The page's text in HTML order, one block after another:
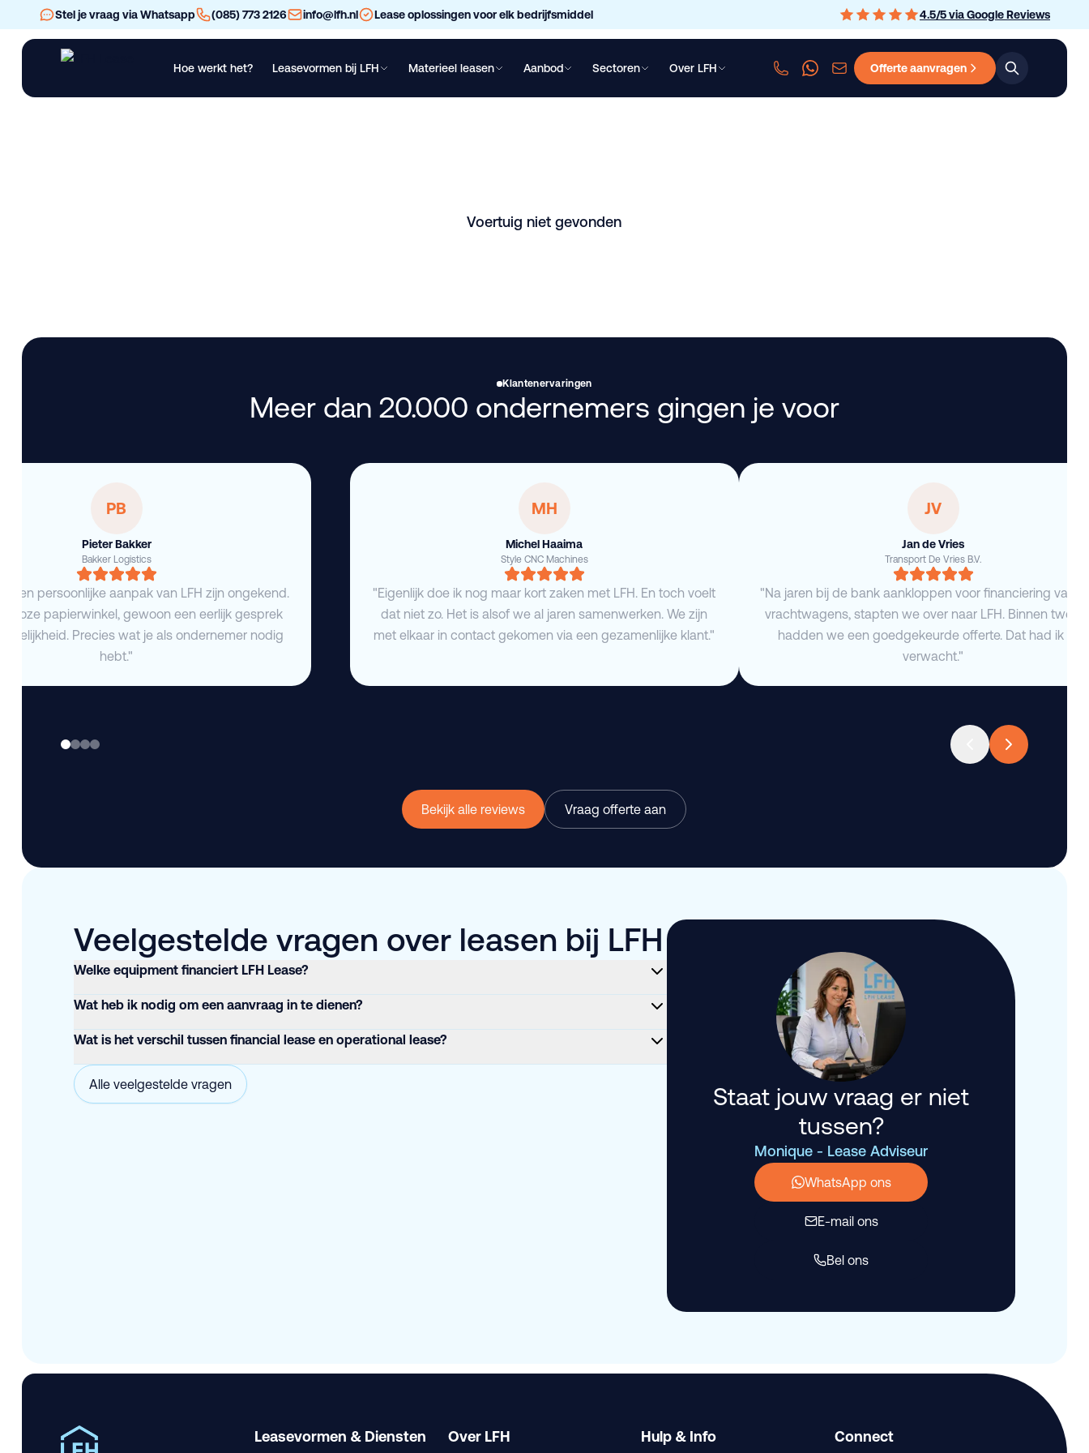
Stel je vraag via Whatsapp (085) 773 2126 info@lfh.nl Lease oplossingen voor elk bedrijfsmiddel 4.5/5via Google Reviews
Hoe werkt het? Leasevormen bij LFH Materieel leasen Aanbod Sectoren Over LFH Offerte aanvragen
Voertuig niet gevonden
Klantenervaringen
Meer dan 20.000 ondernemers gingen je voor
MH
Michel Haaima
Style CNC Machines
"Eigenlijk doe ik nog maar kort zaken met LFH. En toch voelt
dat niet zo. Het is alsof we al jaren samenwerken. We zijn
met elkaar in contact gekomen via een gezamenlijke klant."
JV
Jan de Vries
Transport De Vries B.V.
"Na jaren bij de bank aankloppen voor financiering van
vrachtwagens, stapten we over naar LFH. Binnen twee
hadden we een goedgekeurde offerte. Dat had ik niet
verwacht."
PB
Pieter Bakker
Bakker Logistics
en persoonlijke aanpak van LFH zijn ongekend.
papierwinkel, gewoon een eerlijk gesprek
Precies wat je als ondernemer nodig
hebt."
Bekijk alle reviews Vraag offerte aan
Veelgestelde vragen over leasen bij LFH
Welke equipment financiert LFH Lease?
Wat heb ik nodig om een aanvraag in te dienen?
Wat is het verschil tussen financial lease en operational lease?
Alle veelgestelde vragen
Staat jouw vraag er niet
tussen?
Monique - Lease Adviseur
WhatsApp ons
E-mail ons
Bel ons
Leasevormen & Diensten Over LFH Hulp & Info Connect